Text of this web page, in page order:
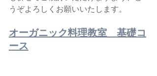
うぞよろしくお願いいたします。
オーガニック料理教室　基礎コ
ース